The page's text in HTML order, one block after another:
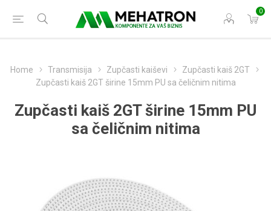
0
Home Transmisija Zupčasti kaiševi
Zupčasti kaiš 2GT
Zupčasti kaiš 2GT širine 15mm PU sa čeličnim nitima
Zupčasti kaiš 2GT širine 15mm PU
sa čeličnim nitima